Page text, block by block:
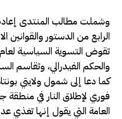
وشملت مطالب المنتدى
الرابع من الدستور والقوانين
والحكم الفيدرالي، وتقاسم
كما دعا إلى شمول ولايتي
فوري لإطلاق النار في منطقة
العامة التي يقول إنها تغذي